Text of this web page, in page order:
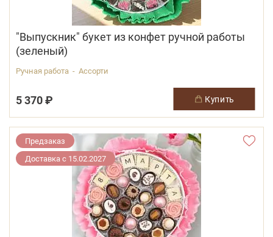
"Выпускник" букет из конфет ручной работы
(зеленый)
Ручная работа - Ассорти
5 370 ₽ купить
Предзаказ
Доставка с 15.02.2027